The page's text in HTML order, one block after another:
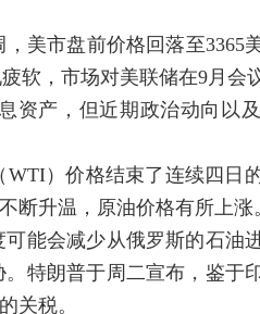
市盘前价格回落至3365
软，市场对美联储在9月会
资产，但近期政治动向以
）价格结束了连续四日
断升温，原油价格有所上涨
会减少从俄罗斯的石油
特朗普于周二宣布，鉴于
关税。